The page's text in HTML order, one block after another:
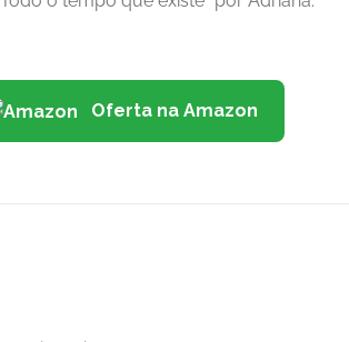
Oferta na Amazon